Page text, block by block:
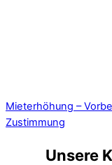
Mieterhöhung –
Zustimmung
Unsere